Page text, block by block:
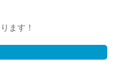
ます！